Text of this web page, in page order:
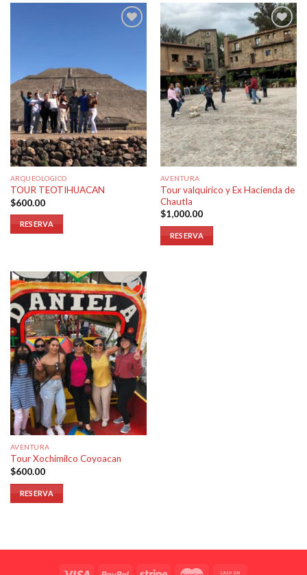
ARQUEOLOGICO
TOUR TEOTIHUACAN
$600.00
RESERVA
Añadir
a la
lista de
deseos
AVENTURA
Tour valquirico y Ex Hacienda de
Chautla
$1,000.00
RESERVA
Añadir
a la
lista de
deseos
AVENTURA
Tour Xochimilco Coyoacan
$600.00
RESERVA